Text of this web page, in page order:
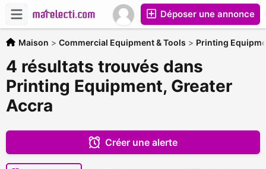
Déposer une annonce
Maison > Commercial Equipment & Tools > Printing
4 résultats trouvés dans
Printing Equipment, Greater
Accra
Créer une alerte